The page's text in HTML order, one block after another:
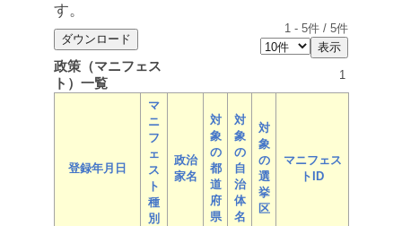
す。
1 - 5件 / 5件
政策（マニフェス
ト）一覧
1
登録年月日
マ
ニ
フ
ェ
ス
ト
種
別
政治
家名
対
象
の
都
道
府
県
対
象
の
自
治
体
名
対
象
の
選
挙
区
マニフェス
トID